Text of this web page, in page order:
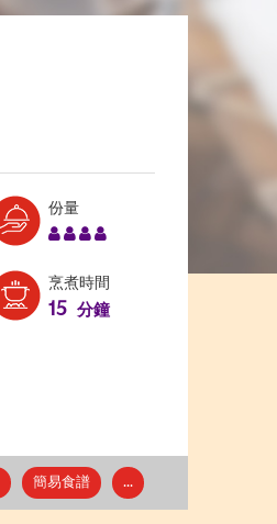
份量Serves:
烹煮時間
15 分鐘
簡易食譜 ...